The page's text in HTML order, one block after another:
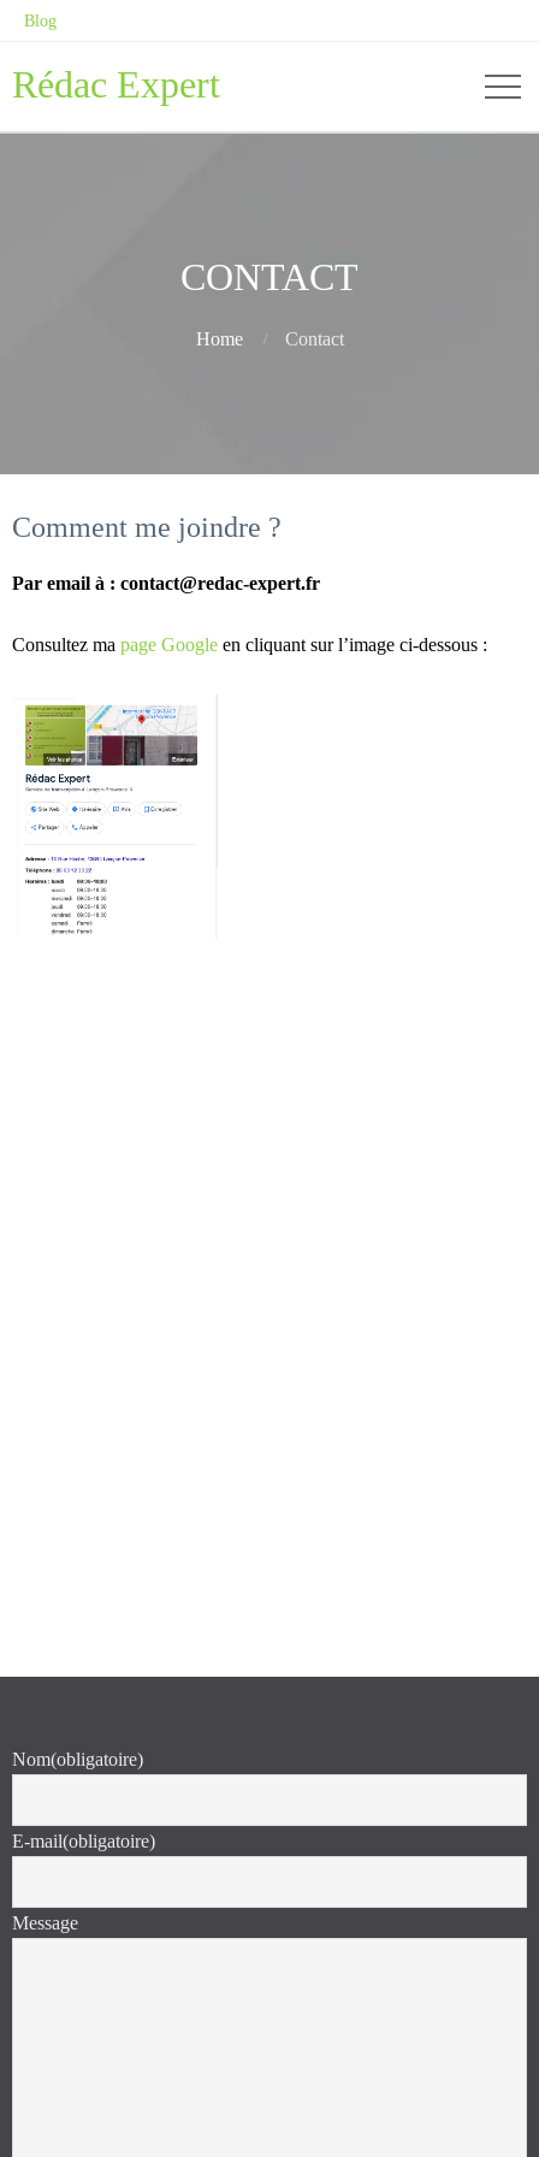
Blog
Rédac Expert
CONTACT
Home Contact
Comment me joindre ?
Par email à : contact@redac-expert.fr
Consultez ma page Google en cliquant sur l’image ci-dessous :
Nom(obligatoire)
E-mail(obligatoire)
Message